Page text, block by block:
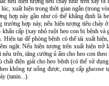
lúc, xuất hiện trong thời gian ngắn (trong
hợp này gần như có thể khẳng định là
trường hợp này, nếu hiện tượng tiêu chảy
khẩn cấp (xay nhỏ ruột heo con bị bệnh và
Hiện tại để phòng bệnh có thể tái xuất
ngặt. Nếu hiện tượng trên xuất hiện trở
trên, tăng cường ủ ấm cho heo con
chất điện giải cho heo bệnh (có thể sử
không tự uống được, cung cấp glucose
(tanin...).